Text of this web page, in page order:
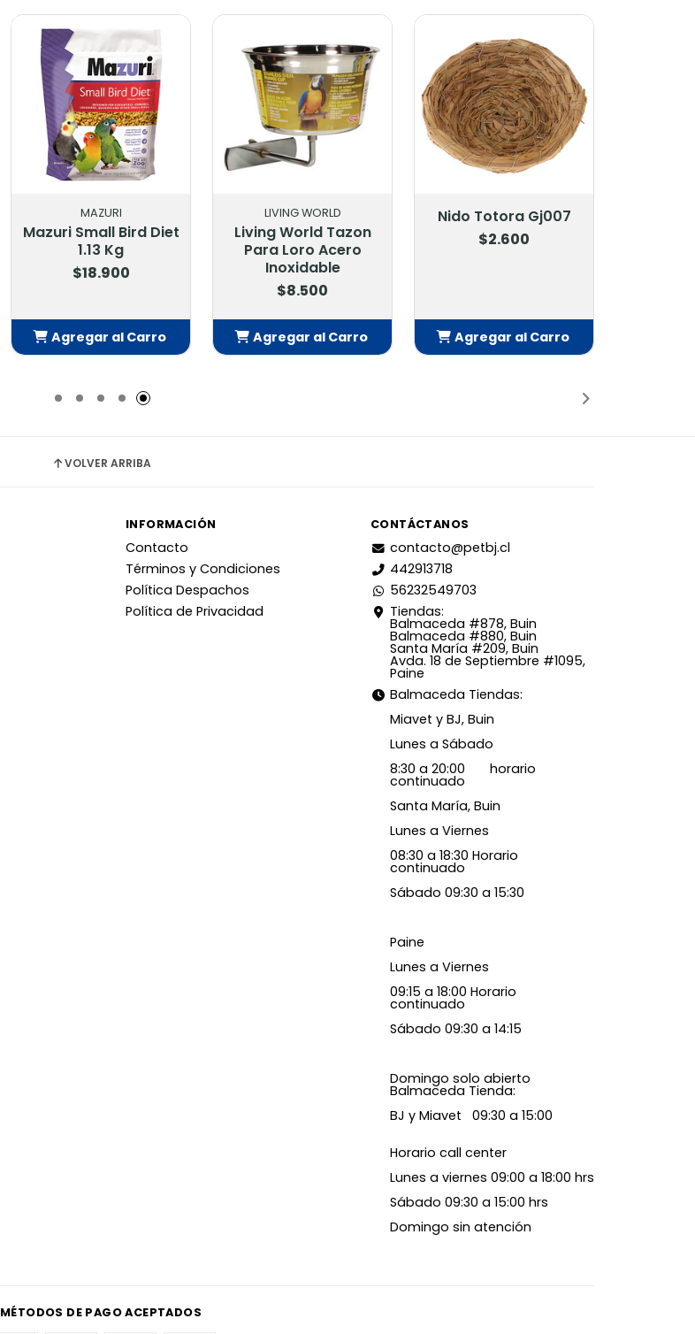
MAZURI
Mazuri Small Bird Diet
1.13 Kg
$18.900
Agregar al Carro
LIVING WORLD
Living World Tazon
Para Loro Acero
Inoxidable
$8.500
Agregar al Carro
Nido Totora Gj007
$2.600
Agregar al Carro
VOLVER ARRIBA
INFORMACIÓN
Contacto
Términos y Condiciones
Política Despachos
Política de Privacidad
CONTÁCTANOS
contacto@petbj.cl
442913718
56232549703
Tiendas:
Balmaceda #878, Buin
Balmaceda #880, Buin
Santa María #209, Buin
Avda. 18 de Septiembre #1095,
Paine
Balmaceda Tiendas:
Miavet y BJ, Buin
Lunes a Sábado
8:30 a 20:00 horario
continuado
Santa María, Buin
Lunes a Viernes
08:30 a 18:30 Horario
continuado
Sábado 09:30 a 15:30
Paine
Lunes a Viernes
09:15 a 18:00 Horario
continuado
Sábado 09:30 a 14:15
Domingo solo abierto
Balmaceda Tienda:
BJ y Miavet 09:30 a 15:00
Horario call center
Lunes a viernes 09:00 a 18:00 hrs
Sábado 09:30 a 15:00 hrs
Domingo sin atención
MÉTODOS DE PAGO ACEPTADOS